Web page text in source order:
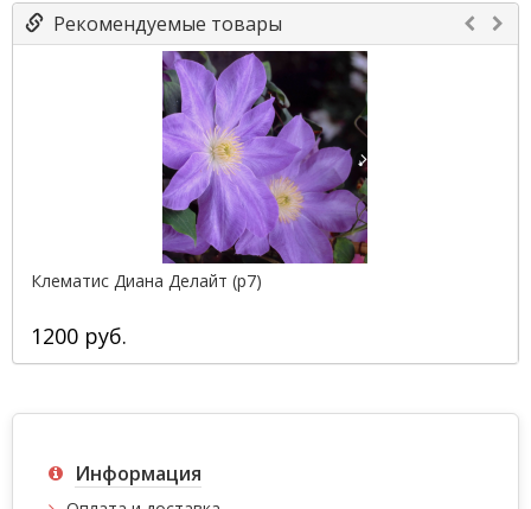
Рекомендуемые товары
Клематис Диана Делайт (р7)
1200 руб.
Информация